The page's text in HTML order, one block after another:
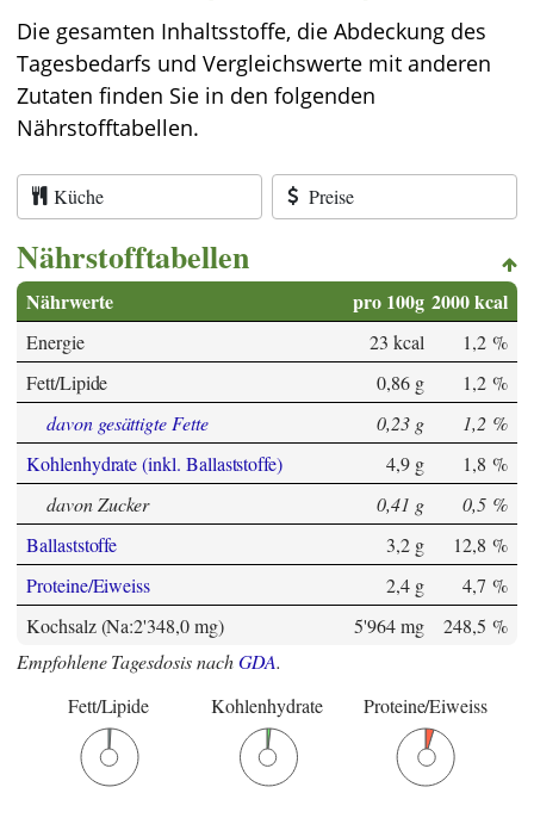
Die gesamten Inhaltsstoffe, die Abdeckung des
Tagesbedarfs und Vergleichswerte mit anderen
Zutaten finden Sie in den folgenden
Nährstofftabellen.
Küche Preise
Nährstofftabellen
Nährwerte pro 100g 2000 kcal
Energie 23 kcal
1,2 %
Fett/Lipide
0,86 g
1,2 %
davon gesättigte Fette
0,23 g
1,2 %
Kohlenhydrate (inkl. Ballaststoffe)
4,9 g
1,8 %
davon Zucker
0,41 g
0,5 %
Ballaststoffe
3,2 g
12,8 %
Proteine/Eiweiss
2,4 g
4,7 %
Kochsalz (Na:2'348,0 mg)
5'964 mg
248,5 %
Empfohlene Tagesdosis nachGDA.
Fett/Lipide
Kohlenhydrate Proteine/Eiweiss